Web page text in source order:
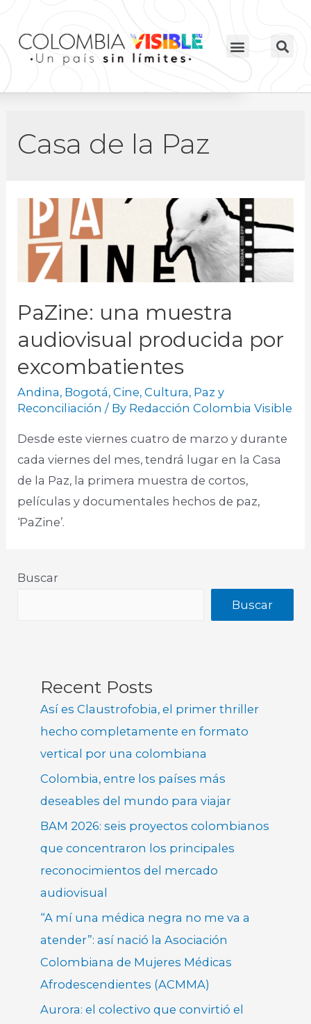
Casa de la Paz
PaZine: una muestra
audiovisual producida por
excombatientes
Andina, Bogotá,Cine,Cultura, Paz y
Reconciliación / By Redacción Colombia Visible
Desde este viernes cuatro de marzo y durante
cada viernes del mes, tendrá lugar en la Casa
de la Paz, la primera muestra de cortos,
películas y documentales hechos de paz,
‘PaZine’.
Buscar
Buscar
Recent Posts
Así es Claustrofobia, el primer thriller
hecho completamente en formato
vertical por una colombiana
Colombia, entre los países más
deseables del mundo para viajar
BAM 2026: seis proyectos colombianos
que concentraron los principales
reconocimientos del mercado
audiovisual
“A mí una médica negra no me va a
atender”: así nació la Asociación
Colombiana de Mujeres Médicas
Afrodescendientes (ACMMA)
Aurora: el colectivo que convirtió el